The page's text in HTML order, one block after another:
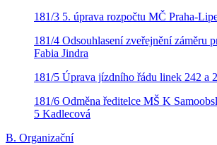
181/3 5. úprava rozpočtu MČ Praha-
181/4 Odsouhlasení zveřejnění záměru
Fabia Jindra
181/5 Úprava jízdního řádu linek 242 a
181/6 Odměna ředitelce MŠ K
5 Kadlecová
B. Organizační